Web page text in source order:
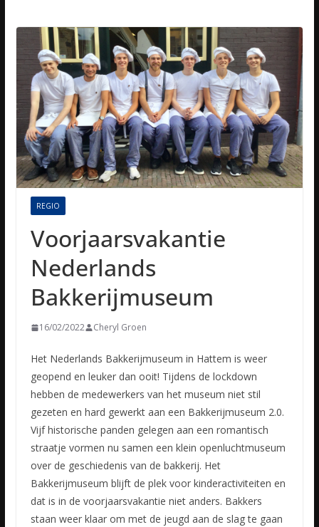
REGIO
Voorjaarsvakantie
Nederlands
Bakkerijmuseum
16/02/2022 Cheryl Groen
Het Nederlands Bakkerijmuseum in Hattem is weer
geopend en leuker dan ooit! Tijdens de lockdown
hebben de medewerkers van het museum niet stil
gezeten en hard gewerkt aan een Bakkerijmuseum 2.0.
Vijfhistorische panden gelegen aan een romantisch
straatje vormen nu samen een klein openluchtmuseum
over de geschiedenis van de bakkerij. Het
Bakkerijmuseum blijft de plek voor kinderactiviteiten en
dat is in de voorjaarsvakantie niet anders. Bakkers
staan weer klaar om met de jeugd aan de slag te gaan